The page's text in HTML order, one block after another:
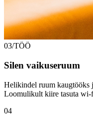
03/TÖÖ
Silen vaikuseruum
Helikindel ruum kaugtööks
Loomulikult kiire tasuta wi-
04